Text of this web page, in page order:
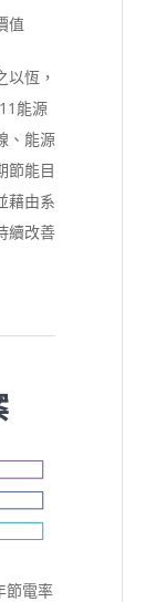
值
恆，
能源
、能源
節能目
藉由系
續改善
節電率